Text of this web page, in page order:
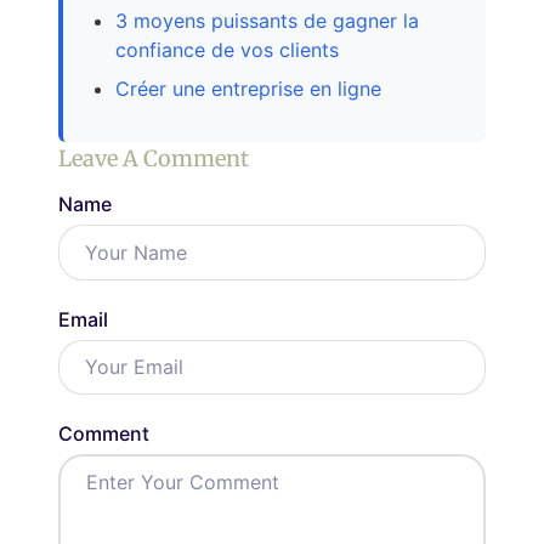
3 moyens puissants de gagner la
confiance de vos clients
Créer une entreprise en ligne
Leave A Comment
Name
Email
Comment